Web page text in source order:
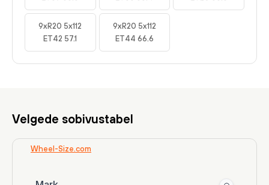
9xR20 5x112
ET42 57.1
9xR20 5x112
ET44 66.6
Velgede sobivustabel
Wheel-Size.com